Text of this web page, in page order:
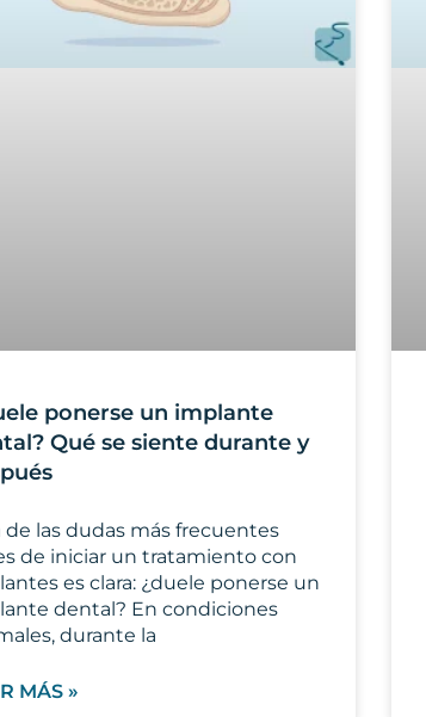
ponerse un implante
Qué se siente durante y
de las dudas más frecuentes
de iniciar un tratamiento con
es clara: ¿duele ponerse un
dental? En condiciones
durante la
MÁS »